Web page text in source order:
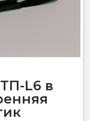
L6 в